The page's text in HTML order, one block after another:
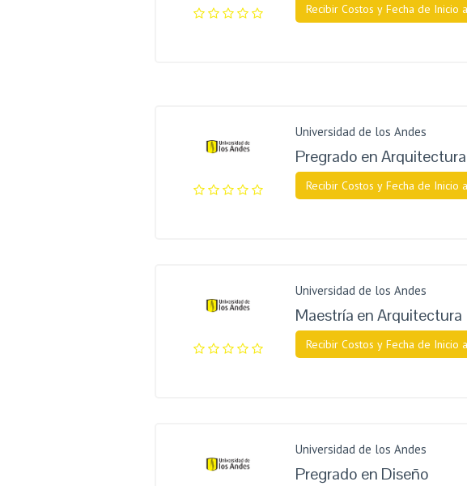
Recibir Costos y Fecha de Inicio
Universidad de los Andes
Pregrado en Arquitectura
Recibir Costos y Fecha de Inicio
Universidad de los Andes
Maestría en Arquitectura
Recibir Costos y Fecha de Inicio
Universidad de los Andes
Pregrado en Diseño